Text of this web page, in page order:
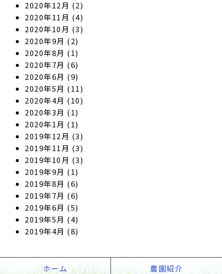
2020年12月 (2)
2020年11月 (4)
2020年10月 (3)
2020年9月 (2)
2020年8月 (1)
2020年7月 (6)
2020年6月 (9)
2020年5月 (11)
2020年4月 (10)
2020年3月 (1)
2020年1月 (1)
2019年12月 (3)
2019年11月 (3)
2019年10月 (3)
2019年9月 (1)
2019年8月 (6)
2019年7月 (6)
2019年6月 (5)
2019年5月 (4)
2019年4月 (8)
ホーム 農園紹介